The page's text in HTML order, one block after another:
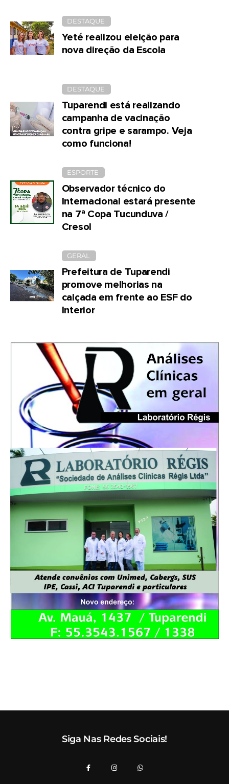
DESTAQUE
Yeté realizou eleição para
nova direção da Escola
DESTAQUE
Tuparendi está realizando
campanha de vacinação
contra gripe e sarampo. Veja
como funciona!
ESPORTE
Observador técnico do
Internacional estará presente
na 7ª Copa Tucunduva /
Cresol
GERAL
Prefeitura de Tuparendi
promove melhorias na
calçada em frente ao ESF do
Interior
Siga Nas Redes Sociais!